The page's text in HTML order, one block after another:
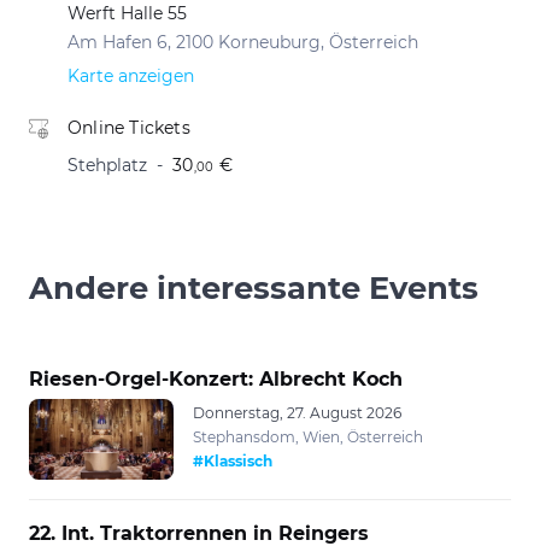
Werft Halle 55
Am Hafen 6, 2100 Korneuburg, Österreich
Karte anzeigen
Online Tickets
Stehplatz
30 ,00 €
Andere interessante Events
Riesen-Orgel-Konzert: Albrecht Koch
Donnerstag, 27. August 2026
Stephansdom, Wien, Österreich
#Klassisch
22. Int. Traktorrennen in Reingers